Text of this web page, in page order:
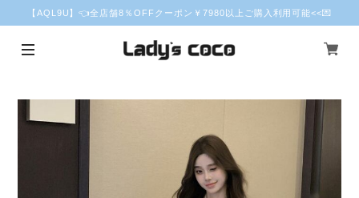
【AQL9U】👈全店舗8％OFFクーポン￥7980以上ご購入利用可能<<💌